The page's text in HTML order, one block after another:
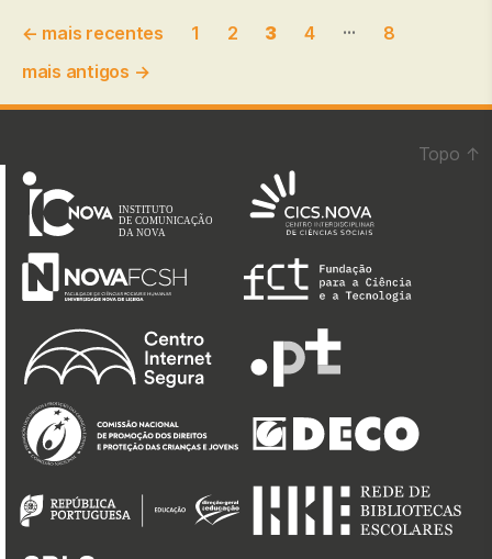
Paginação
dos
conteúdos
← mais recentes 1 2 3 4 …
8
mais antigos →
Topo ↑